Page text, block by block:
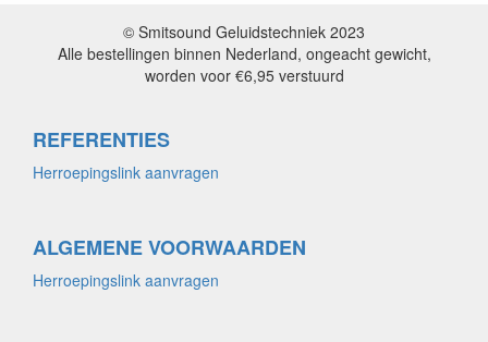
© Smitsound Geluidstechniek 2023
Alle bestellingen binnen Nederland, ongeacht gewicht,
worden voor €6,95 verstuurd
REFERENTIES
Herroepingslink aanvragen
ALGEMENE VOORWAARDEN
Herroepingslink aanvragen